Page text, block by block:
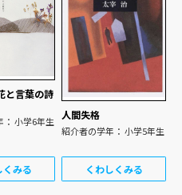
と言葉の詩
紹介者の学年： 小学6年生
くみる
人間失格
紹介者の学年： 小学5年生
くわしくみる